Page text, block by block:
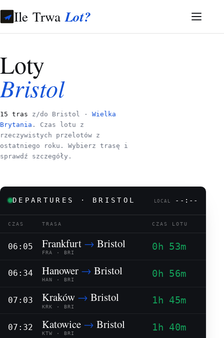
Ile TrwaLot?
Loty
Bristol
15 tras z/do Bristol · Wielka
Brytania . Czas lotu z
rzeczywistych przelotów z
ostatniego roku. Wybierz trasę i
sprawdź szczegóły.
DEPARTURES · BRISTOL LOCAL --:--
CZAS TRASA CZAS LOTU
06:05 Frankfurt → Bristol
FRA · BRI
0h 53m
06:34 Hanower → Bristol
HAN · BRI
0h 56m
07:03 Kraków → Bristol
KRK · BRI
1h 45m
07:32 Katowice → Bristol
KTW · BRI
1h 40m